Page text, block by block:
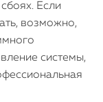
Если
возможно,
системы,